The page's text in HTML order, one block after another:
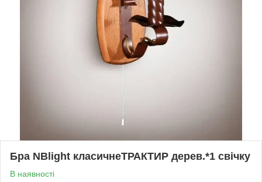
Бра NBlight класичнеТРАКТИР дерев.*1 свічку
В наявності